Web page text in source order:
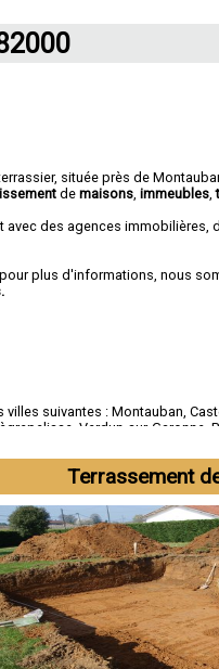
située près de
demaisons ,immeubles ,
avec des agences immobilières,
plus d'informations, nous
villes suivantes :Montauban ,
,Verdun-sur-Garonne ,
Terrassement